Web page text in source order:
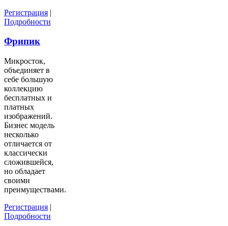
Регистрация |
Подробности
Фрипик
Микросток,
объединяет в
себе большую
коллекцию
бесплатных и
платных
изображений.
Бизнес модель
несколько
отличается от
классически
сложившейся,
но обладает
своими
преимуществами.
Регистрация |
Подробности